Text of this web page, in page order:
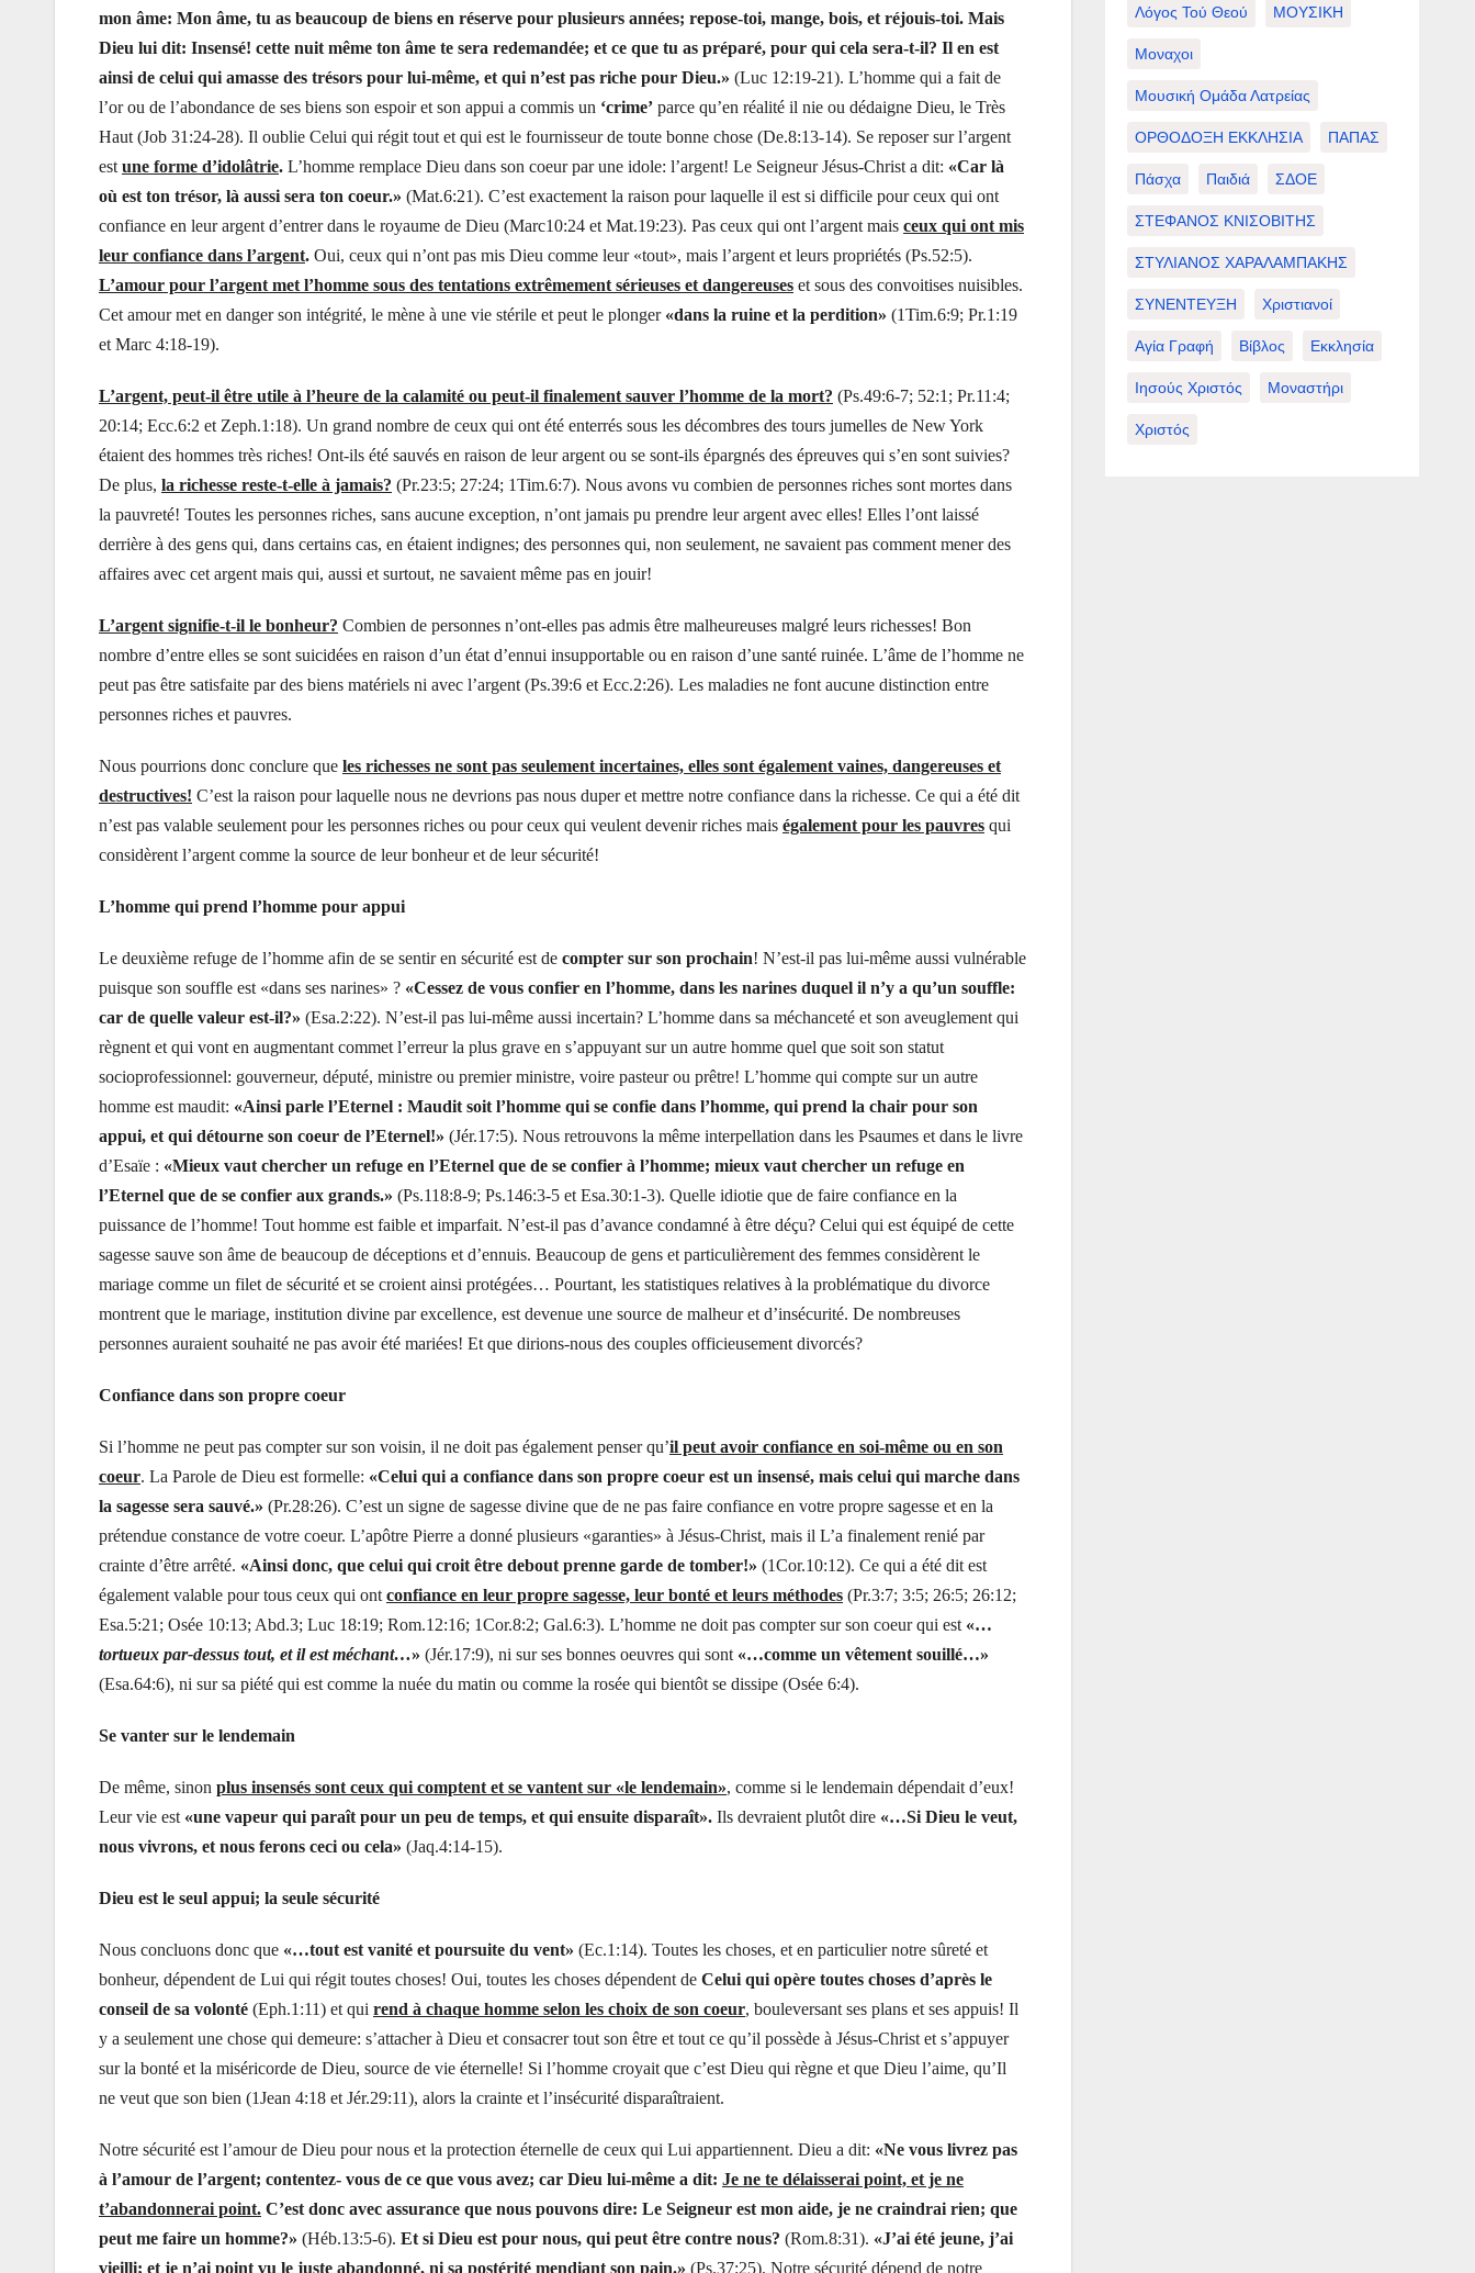
mon âme: Mon âme, tu as beaucoup de biens en réserve pour plusieurs années; repose-toi, mange, bois, et réjouis-toi. Mais
Dieu lui dit: Insensé! cette nuit même ton âme te sera redemandée; et ce que tu as préparé, pour qui cela sera-t-il? Il en est
ainsi de celui qui amasse des trésors pour lui-même, et qui n’est pas riche pour Dieu.» (Luc 12:19-21). L’homme qui a fait de
l’or ou de l’abondance de ses biens son espoir et son appui a commis un ‘crime’ parce qu’en réalité il nie ou dédaigne Dieu, le Très
Haut (Job 31:24-28). Il oublie Celui qui régit tout et qui est le fournisseur de toute bonne chose (De.8:13-14). Se reposer sur l’argent
est une forme d’idolâtrie. L’homme remplace Dieu dans son coeur par une idole: l’argent! Le Seigneur Jésus-Christ a dit: «Car là
où est ton trésor, là aussi sera ton coeur.» (Mat.6:21). C’est exactement la raison pour laquelle il est si difficile pour ceux qui ont
confiance en leur argent d’entrer dans le royaume de Dieu (Marc10:24 et Mat.19:23). Pas ceux qui ont l’argent mais ceux qui ont mis
leur confiance dans l’argent. Oui, ceux qui n’ont pas mis Dieu comme leur «tout», mais l’argent et leurs propriétés (Ps.52:5).
L’amour pour l’argent met l’homme sous des tentations extrêmement sérieuses et dangereuses et sous des convoitises nuisibles.
Cet amour met en danger son intégrité, le mène à une vie stérile et peut le plonger «dans la ruine et la perdition» (1Tim.6:9; Pr.1:19
et Marc 4:18-19).
L’argent, peut-il être utile à l’heure de la calamité ou peut-il finalement sauver l’homme de la mort? (Ps.49:6-7; 52:1; Pr.11:4;
20:14; Ecc.6:2 et Zeph.1:18). Un grand nombre de ceux qui ont été enterrés sous les décombres des tours jumelles de New York
étaient des hommes très riches! Ont-ils été sauvés en raison de leur argent ou se sont-ils épargnés des épreuves qui s’en sont suivies?
De plus, la richesse reste-t-elle à jamais? (Pr.23:5; 27:24; 1Tim.6:7). Nous avons vu combien de personnes riches sont mortes dans
la pauvreté! Toutes les personnes riches, sans aucune exception, n’ont jamais pu prendre leur argent avec elles! Elles l’ont laissé
derrière à des gens qui, dans certains cas, en étaient indignes; des personnes qui, non seulement, ne savaient pas comment mener des
affaires avec cet argent mais qui, aussi et surtout, ne savaient même pas en jouir!
L’argent signifie-t-il le bonheur? Combien de personnes n’ont-elles pas admis être malheureuses malgré leurs richesses! Bon
nombre d’entre elles se sont suicidées en raison d’un état d’ennui insupportable ou en raison d’une santé ruinée. L’âme de l’homme ne
peut pas être satisfaite par des biens matériels ni avec l’argent (Ps.39:6 et Ecc.2:26). Les maladies ne font aucune distinction entre
personnes riches et pauvres.
Nous pourrions donc conclure que les richesses ne sont pas seulement incertaines, elles sont également vaines, dangereuses et
destructives! C’est la raison pour laquelle nous ne devrions pas nous duper et mettre notre confiance dans la richesse. Ce qui a été dit
n’est pas valable seulement pour les personnes riches ou pour ceux qui veulent devenir riches mais également pour les pauvres qui
considèrent l’argent comme la source de leur bonheur et de leur sécurité!
L’homme qui prend l’homme pour appui
Le deuxième refuge de l’homme afin de se sentir en sécurité est de compter sur son prochain! N’est-il pas lui-même aussi vulnérable
puisque son souffle est «dans ses narines» ? «Cessez de vous confier en l’homme, dans les narines duquel il n’y a qu’un souffle:
car de quelle valeur est-il?» (Esa.2:22). N’est-il pas lui-même aussi incertain? L’homme dans sa méchanceté et son aveuglement qui
règnent et qui vont en augmentant commet l’erreur la plus grave en s’appuyant sur un autre homme quel que soit son statut
socioprofessionnel: gouverneur, député, ministre ou premier ministre, voire pasteur ou prêtre! L’homme qui compte sur un autre
homme est maudit: «Ainsi parle l’Eternel : Maudit soit l’homme qui se confie dans l’homme, qui prend la chair pour son
appui, et qui détourne son coeur de l’Eternel!» (Jér.17:5). Nous retrouvons la même interpellation dans les Psaumes et dans le livre
d’Esaïe : «Mieux vaut chercher un refuge en l’Eternel que de se confier à l’homme; mieux vaut chercher un refuge en
l’Eternel que de se confier aux grands.» (Ps.118:8-9; Ps.146:3-5 et Esa.30:1-3). Quelle idiotie que de faire confiance en la
puissance de l’homme! Tout homme est faible et imparfait. N’est-il pas d’avance condamné à être déçu? Celui qui est équipé de cette
sagesse sauve son âme de beaucoup de déceptions et d’ennuis. Beaucoup de gens et particulièrement des femmes considèrent le
mariage comme un filet de sécurité et se croient ainsi protégées… Pourtant, les statistiques relatives à la problématique du divorce
montrent que le mariage, institution divine par excellence, est devenue une source de malheur et d’insécurité. De nombreuses
personnes auraient souhaité ne pas avoir été mariées! Et que dirions-nous des couples officieusement divorcés?
Confiance dans son propre coeur
Si l’homme ne peut pas compter sur son voisin, il ne doit pas également penser qu’il peut avoir confiance en soi-même ou en son
coeur. La Parole de Dieu est formelle: «Celui qui a confiance dans son propre coeur est un insensé, mais celui qui marche dans
la sagesse sera sauvé.» (Pr.28:26). C’est un signe de sagesse divine que de ne pas faire confiance en votre propre sagesse et en la
prétendue constance de votre coeur. L’apôtre Pierre a donné plusieurs «garanties» à Jésus-Christ, mais il L’a finalement renié par
crainte d’être arrêté. «Ainsi donc, que celui qui croit être debout prenne garde de tomber!» (1Cor.10:12). Ce qui a été dit est
également valable pour tous ceux qui ont confiance en leur propre sagesse, leur bonté et leurs méthodes (Pr.3:7; 3:5; 26:5; 26:12;
Esa.5:21; Osée 10:13; Abd.3; Luc 18:19; Rom.12:16; 1Cor.8:2; Gal.6:3). L’homme ne doit pas compter sur son coeur qui est «…
tortueux par-dessus tout, et il est méchant…» (Jér.17:9), ni sur ses bonnes oeuvres qui sont «…comme un vêtement souillé…»
(Esa.64:6), ni sur sa piété qui est comme la nuée du matin ou comme la rosée qui bientôt se dissipe (Osée 6:4).
Se vanter sur le lendemain
De même, sinon plus insensés sont ceux qui comptent et se vantent sur «le lendemain», comme si le lendemain dépendait d’eux!
Leur vie est «une vapeur qui paraît pour un peu de temps, et qui ensuite disparaît». Ils devraient plutôt dire «…Si Dieu le veut,
nous vivrons, et nous ferons ceci ou cela» (Jaq.4:14-15).
Dieu est le seul appui; la seule sécurité
Nous concluons donc que «…tout est vanité et poursuite du vent» (Ec.1:14). Toutes les choses, et en particulier notre sûreté et
bonheur, dépendent de Lui qui régit toutes choses! Oui, toutes les choses dépendent de Celui qui opère toutes choses d’après le
conseil de sa volonté (Eph.1:11) et qui rend à chaque homme selon les choix de son coeur, bouleversant ses plans et ses appuis! Il
y a seulement une chose qui demeure: s’attacher à Dieu et consacrer tout son être et tout ce qu’il possède à Jésus-Christ et s’appuyer
sur la bonté et la miséricorde de Dieu, source de vie éternelle! Si l’homme croyait que c’est Dieu qui règne et que Dieu l’aime, qu’Il
ne veut que son bien (1Jean 4:18 et Jér.29:11), alors la crainte et l’insécurité disparaîtraient.
Notre sécurité est l’amour de Dieu pour nous et la protection éternelle de ceux qui Lui appartiennent. Dieu a dit: «Ne vous livrez pas
à l’amour de l’argent; contentez- vous de ce que vous avez; car Dieu lui-même a dit: Je ne te délaisserai point, et je ne
t’abandonnerai point. C’est donc avec assurance que nous pouvons dire: Le Seigneur est mon aide, je ne craindrai rien; que
peut me faire un homme?» (Héb.13:5-6). Et si Dieu est pour nous, qui peut être contre nous? (Rom.8:31). «J’ai été jeune, j’ai
vieilli; et je n’ai point vu le juste abandonné, ni sa postérité mendiant son pain.» (Ps.37:25). Notre sécurité dépend de notre
Λόγος Τού Θεού ΜΟΥΣΙΚΗ
Μοναχοι
Μουσική Ομάδα Λατρείας
ΟΡΘΟΔΟΞΗ ΕΚΚΛΗΣΙΑ ΠΑΠΑΣ
Πάσχα Παιδιά ΣΔΟΕ
ΣΤΕΦΑΝΟΣ ΚΝΙΣΟΒΙΤΗΣ
ΣΤΥΛΙΑΝΟΣ ΧΑΡΑΛΑΜΠΑΚΗΣ
ΣΥΝΕΝΤΕΥΞΗ Χριστιανοί
Αγία Γραφή Βίβλος Εκκλησία
Ιησούς Χριστός Μοναστήρι
Χριστός